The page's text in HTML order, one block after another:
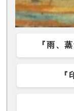
『雨、
『